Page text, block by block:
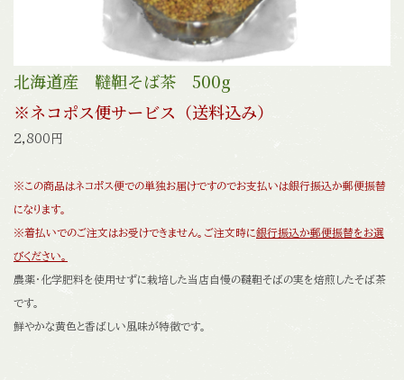
北海道産 韃靼そば茶 500g
※ネコポス便サービス（送料込み）
2,800円
※この商品はネコポス便での単独お届けですのでお支払いは銀行振込か郵便振替
になります。
※着払いでのご注文はお受けできません。ご注文時に銀行振込か郵便振替をお選
びください。
農薬・化学肥料を使用せずに栽培した当店自慢の韃靼そばの実を焙煎したそば茶
です。
鮮やかな黄色と香ばしい風味が特徴です。